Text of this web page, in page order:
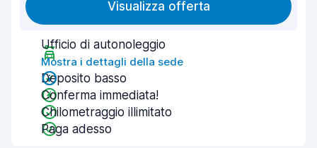
Visualizza offerta
Ufficio di autonoleggio
Mostra i dettagli della sede
Deposito basso
Conferma immediata!
Chilometraggio illimitato
Paga adesso